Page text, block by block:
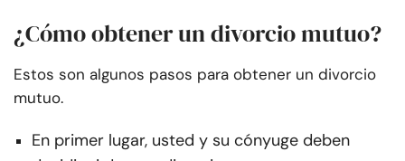
¿Cómo obtener un divorcio mutuo?
Estos son algunos pasos para obtener un divorcio
mutuo.
En primer lugar, usted y su cónyuge deben